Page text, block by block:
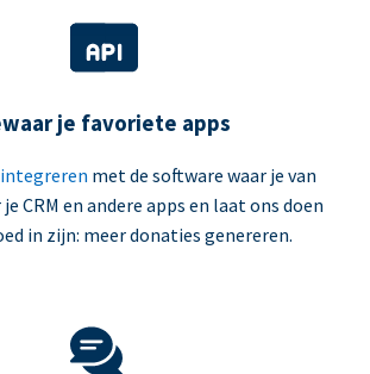
je favoriete apps
met de software waar je van
CRM en andere apps en laat ons doen
in zijn: meer donaties genereren.